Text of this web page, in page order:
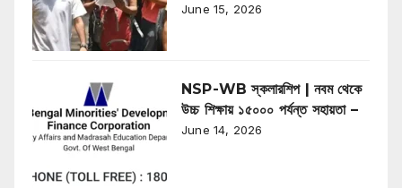
June 15, 2026
NSP-WB স্কলারশিপ | নবম থেকে
উচ্চ শিক্ষায় ১৫০০০ পর্যন্ত সহায়তা –
June 14, 2026